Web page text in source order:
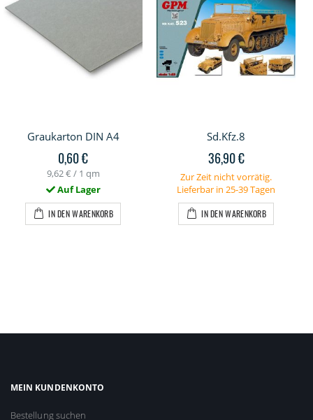
Graukarton DIN A4
0,60 €
9,62 € / 1 qm
Auf Lager
IN DEN WARENKORB
Sd.Kfz.8
36,90 €
Zur Zeit nicht vorrätig.
Lieferbar in 25-39 Tagen
IN DEN WARENKORB
MEIN KUNDENKONTO
Bestellung suchen